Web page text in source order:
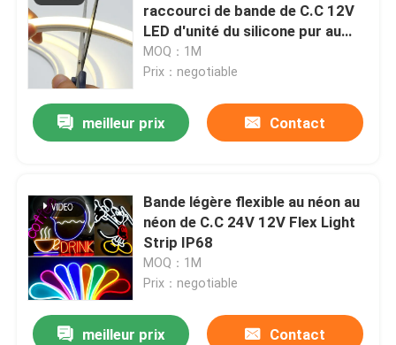
raccourci de bande de C.C 12V
LED d'unité du silicone pur au
néon LED de la lumière 9W
6X12MM
MOQ：1M
Prix：negotiable
meilleur prix Contact
Bande légère flexible au néon au
néon de C.C 24V 12V Flex Light
Strip IP68
MOQ：1M
Prix：negotiable
meilleur prix Contact